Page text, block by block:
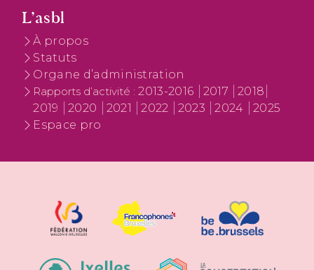
L’asbl
À propos
Statuts
Organe d’administration
Rapports d’activité :2013-2016 2017
2018
2019
2020 2021 2022 2023 2024
2025
Espace pro